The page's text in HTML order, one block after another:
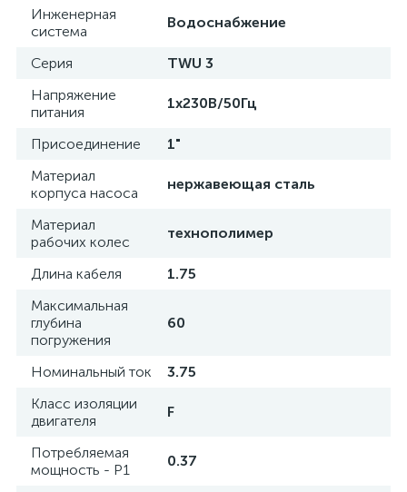
Инженерная
система
Водоснабжение
Серия
TWU 3
Напряжение
питания
1x230В/50Гц
Присоединение
1"
Материал
корпуса насоса
нержавеющая сталь
Материал
рабочих колес
технополимер
Длина кабеля
1.75
Максимальная
глубина
погружения
60
Номинальный ток
3.75
Класс изоляции
двигателя
F
Потребляемая
мощность - P1
0.37